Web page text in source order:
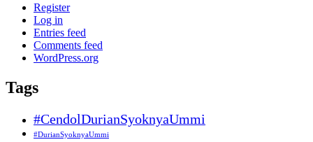
Register
Log in
Entries feed
Comments feed
WordPress.org
Tags
#CendolDurianSyoknyaUmmi
#DurianSyoknyaUmmi